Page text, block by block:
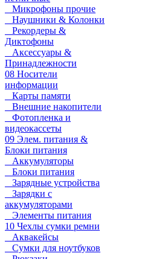
Микрофоны прочие
Наушники & Колонки
Рекордеры &
Диктофоны
Аксессуары &
Принадлежности
08 Носители
информации
Карты памяти
Внешние накопители
Фотопленка и
видеокассеты
09 Элем. питания &
Блоки питания
Аккумуляторы
Блоки питания
Зарядные устройства
Зарядки с
аккумуляторами
Элементы питания
10 Чехлы сумки ремни
Аквакейсы
Сумки для ноутбуков